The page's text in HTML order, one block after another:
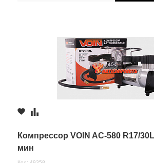
Компрессор VOIN AC-580 R17/
мин